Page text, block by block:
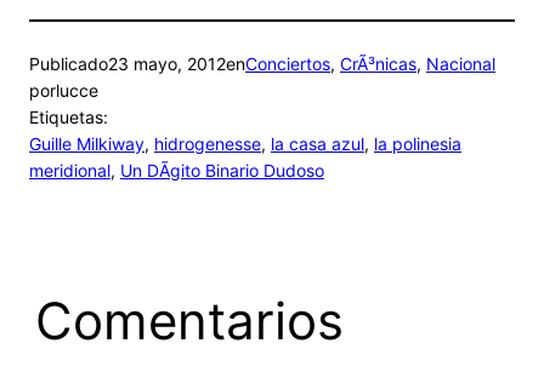
Publicado23 mayo, 2012enConciertos, CrÃ³nicas, Nacional
porlucce
Etiquetas:
Guille Milkiway, hidrogenesse, la casa azul, la polinesia
meridional, Un DÃ­gito Binario Dudoso
Comentarios